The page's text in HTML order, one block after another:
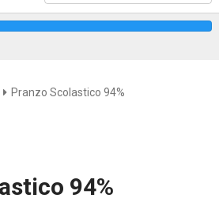
Pranzo Scolastico 94%
94%